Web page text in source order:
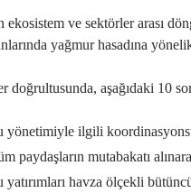
ekosistem ve sektörler arası
yağmur hasadına
doğrultusunda, aşağıdaki 10
yönetimiyle ilgili
paydaşların mutabakatı
yatırımları havza ölçekli